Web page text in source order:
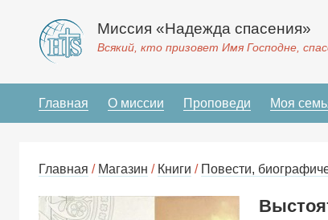
Миссия «Надежда спасения»
Всякий, кто призовет Имя Господне,
Главная О миссии Проповеди Моя
Главная / Магазин / Книги / Повести,